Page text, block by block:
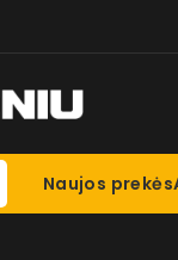
Naujos prekės